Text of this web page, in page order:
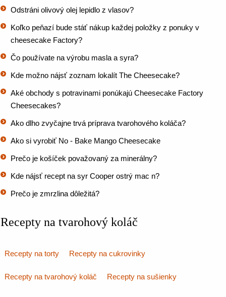
Odstráni olivový olej lepidlo z vlasov?
Koľko peňazí bude stáť nákup každej položky z ponuky v
cheesecake Factory?
Čo používate na výrobu masla a syra?
Kde možno nájsť zoznam lokalít The Cheesecake?
Aké obchody s potravinami ponúkajú Cheesecake Factory
Cheesecakes?
Ako dlho zvyčajne trvá príprava tvarohového koláča?
Ako si vyrobiť No - Bake Mango Cheesecake
Prečo je košíček považovaný za minerálny?
Kde nájsť recept na syr Cooper ostrý mac n?
Prečo je zmrzlina dôležitá?
Recepty na tvarohový koláč
Recepty na torty Recepty na cukrovinky
Recepty na tvarohový koláč Recepty na sušienky